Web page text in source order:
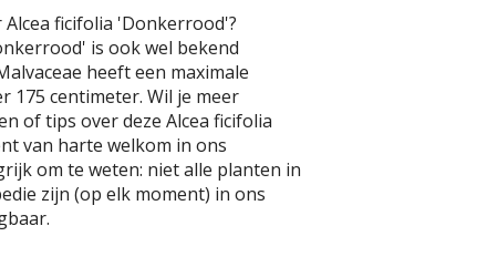
ficifolia 'Donkerrood'?
is ook wel bekend
heeft een maximale
175 centimeter. Wil je meer
of tips over deze Alcea ficifolia
van harte welkom in ons
om te weten: niet alle planten in
zijn (op elk moment) in ons